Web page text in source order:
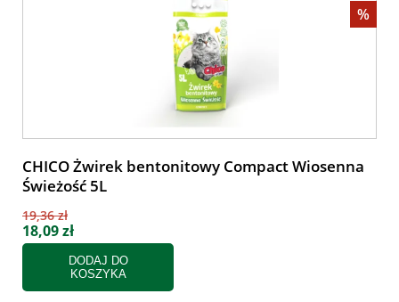
%
CHICO Żwirek bentonitowy Compact Wiosenna
Świeżość 5L
19,36 zł
18,09 zł
DODAJ DO
KOSZYKA